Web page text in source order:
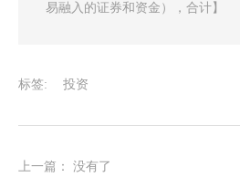
易融入的证券和资金），合计】
标签: 投资
上一篇： 没有了